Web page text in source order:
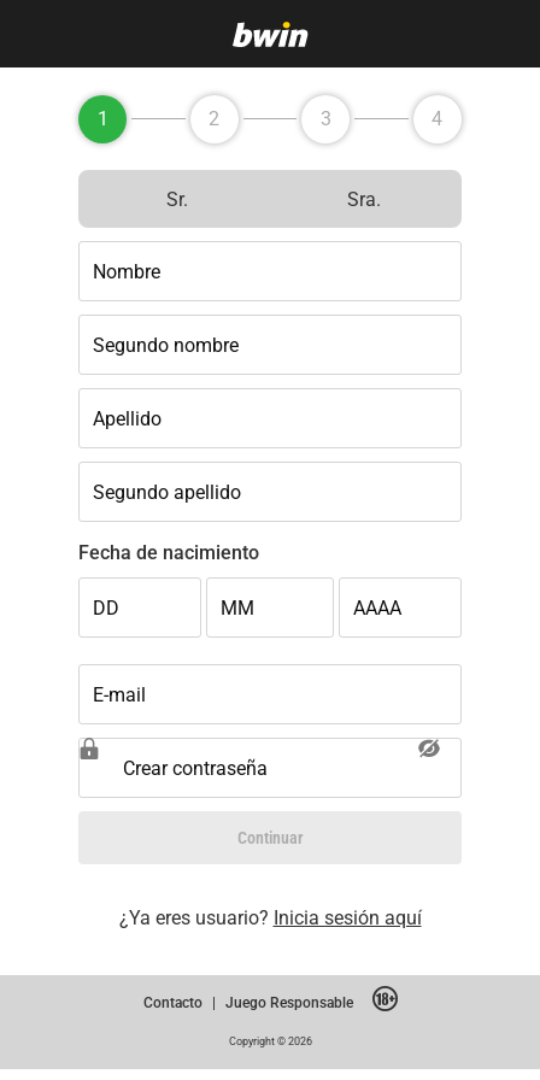
1 2 3 4
Sr. Sra.
Nombre
Segundo nombre
Apellido
Segundo apellido
Fecha de nacimiento
DD MM AAAA
E-mail
Crear contraseña
Continuar
¿Ya eres usuario? Inicia sesión aquí
Contacto | Juego Responsable
Copyright © 2026